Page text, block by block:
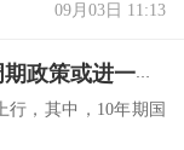
09月03日 11:13
广发期货：国债期货早报20190903-逆周期政策或进一步加码
，其中，10年期国